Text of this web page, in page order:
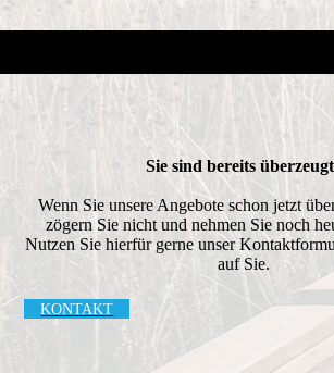
Sie sind bereits
Wenn Sie unsere Angebote schon jetzt
zögern Sie nicht und nehmen Sie noch
Nutzen Sie hierfür gerne unser
auf Sie.
KONTAKT